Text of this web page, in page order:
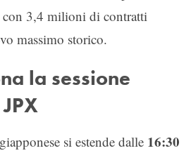
con 3,4 milioni di contratti
massimo storico.
la sessione
si estende dalle 16:30